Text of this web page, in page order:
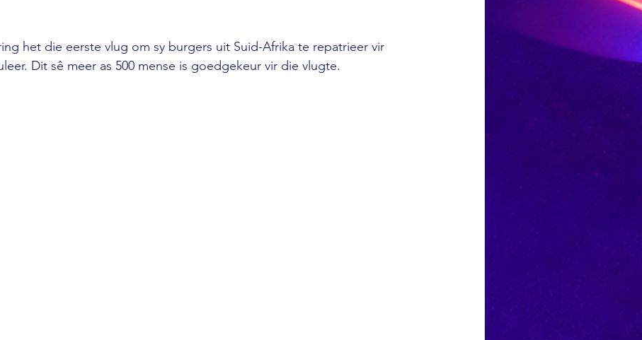
het die eerste vlug om sy burgers uit Suid-Afrika te repatrieer vir
Dit sê meer as 500 mense is goedgekeur vir die vlugte.